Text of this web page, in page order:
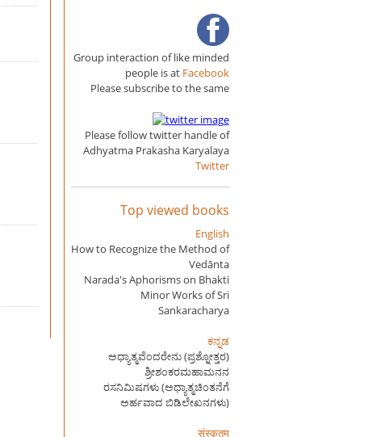
Group interaction of like minded
people is at Facebook
Please subscribe to the same
Please follow twitter handle of
Adhyatma Prakasha Karyalaya
Twitter
Top viewed books
English
How to Recognize the Method of
Vedānta
Narada's Aphorisms on Bhakti
Minor Works of Sri
Sankaracharya
ಕನ್ನಡ
ಅಧ್ಯಾತ್ಮವೆಂದರೇನು (ಪ್ರಶ್ನೋತ್ತರ)
ಶ್ರೀಶಂಕರಮಹಾಮನನ
ರಸನಿಮಿಷಗಳು (ಅಧ್ಯಾತ್ಮಚಿಂತನೆಗೆ
ಅರ್ಹವಾದ ಬಿಡಿಲೇಖನಗಳು)
संस्कृतम्